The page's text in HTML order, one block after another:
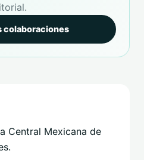
colaboraciones
Central Mexicana de